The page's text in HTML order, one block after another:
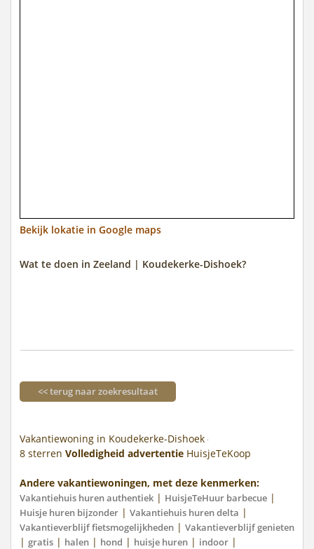
Bekijk lokatie in Google maps
Wat te doen in Zeeland | Koudekerke-Dishoek?
<< terug naar zoekresultaat
Vakantiewoning in Koudekerke-Dishoek
8 sterren Volledigheid advertentie HuisjeTeKoop
Andere vakantiewoningen, met deze kenmerken:
Vakantiehuis huren authentiek | HuisjeTeHuur barbecue |
Huisje huren bijzonder | Vakantiehuis huren delta |
Vakantieverblijf fietsmogelijkheden | Vakantieverblijf genieten
| gratis | halen | hond | huisje huren | indoor |